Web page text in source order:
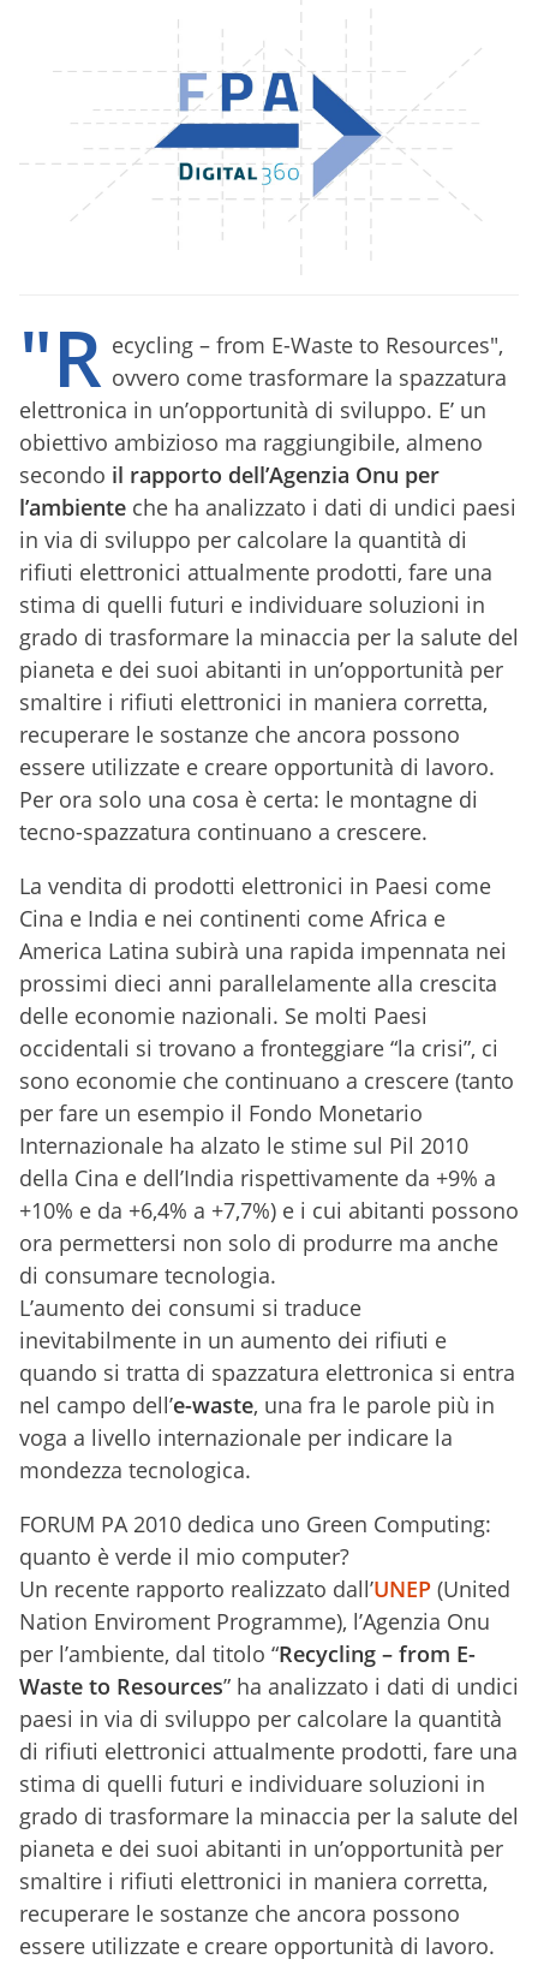
"R ecycling – from E-Waste to Resources",
ovvero come trasformare la spazzatura
elettronica in un’opportunità di sviluppo. E’ un
obiettivo ambizioso ma raggiungibile, almeno
secondo il rapporto dell’Agenzia Onu per
l’ambiente che ha analizzato i dati di undici paesi
in via di sviluppo per calcolare la quantità di
rifiuti elettronici attualmente prodotti, fare una
stima di quelli futuri e individuare soluzioni in
grado di trasformare la minaccia per la salute del
pianeta e dei suoi abitanti in un’opportunità per
smaltire i rifiuti elettronici in maniera corretta,
recuperare le sostanze che ancora possono
essere utilizzate e creare opportunità di lavoro.
Per ora solo una cosa è certa: le montagne di
tecno-spazzatura continuano a crescere.
La vendita di prodotti elettronici in Paesi come
Cina e India e nei continenti come Africa e
America Latina subirà una rapida impennata nei
prossimi dieci anni parallelamente alla crescita
delle economie nazionali. Se molti Paesi
occidentali si trovano a fronteggiare “la crisi”, ci
sono economie che continuano a crescere (tanto
per fare un esempio il Fondo Monetario
Internazionale ha alzato le stime sul Pil 2010
della Cina e dell’India rispettivamente da +9% a
+10% e da +6,4% a +7,7%) e i cui abitanti possono
ora permettersi non solo di produrre ma anche
di consumare tecnologia.
L’aumento dei consumi si traduce
inevitabilmente in un aumento dei rifiuti e
quando si tratta di spazzatura elettronica si entra
nel campo dell’e-waste, una fra le parole più in
voga a livello internazionale per indicare la
mondezza tecnologica.
FORUM PA 2010 dedica uno Green Computing:
quanto è verde il mio computer?
Un recente rapporto realizzato dall’UNEP (United
Nation Enviroment Programme), l’Agenzia Onu
per l’ambiente, dal titolo “Recycling – from E-
Waste to Resources” ha analizzato i dati di undici
paesi in via di sviluppo per calcolare la quantità
di rifiuti elettronici attualmente prodotti, fare una
stima di quelli futuri e individuare soluzioni in
grado di trasformare la minaccia per la salute del
pianeta e dei suoi abitanti in un’opportunità per
smaltire i rifiuti elettronici in maniera corretta,
recuperare le sostanze che ancora possono
essere utilizzate e creare opportunità di lavoro.